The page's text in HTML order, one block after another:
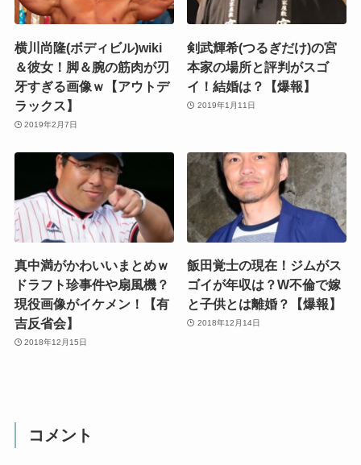
横川尚隆(ボディビル)wiki
＆彼女！脚＆腕の筋肉が刃
牙すぎる画像ｗ【アウトデ
ラックス】
2019年2月7日
剣武輝希(つるぎだけ)の宮
本家の場所と評判がスゴ
イ！結婚は？【爆報】
2019年1月11日
真中満がかわいいまとめｗ
ドラフト珍事件や扇風機？
現役画像がイケメン！【有
吉反省会】
2018年12月15日
飯田覚士の現在！ジムがス
ゴイが年収は？W不倫で嫁
と子供とは離婚？【爆報】
2018年12月14日
コメント